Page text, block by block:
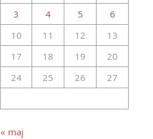
3 4 5
6
10 11 12
13
17 18 19
20
24 25 26
27
« maj